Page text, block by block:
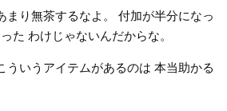
まり無茶するなよ。 付加が半分になっ
た わけじゃないんだからな。
ういうアイテムがあるのは 本当助かる